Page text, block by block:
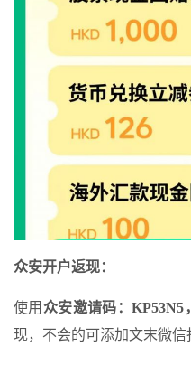
众安开户返现：
使用 众安邀请码：KP53N5
现，不会的可添加文末微信